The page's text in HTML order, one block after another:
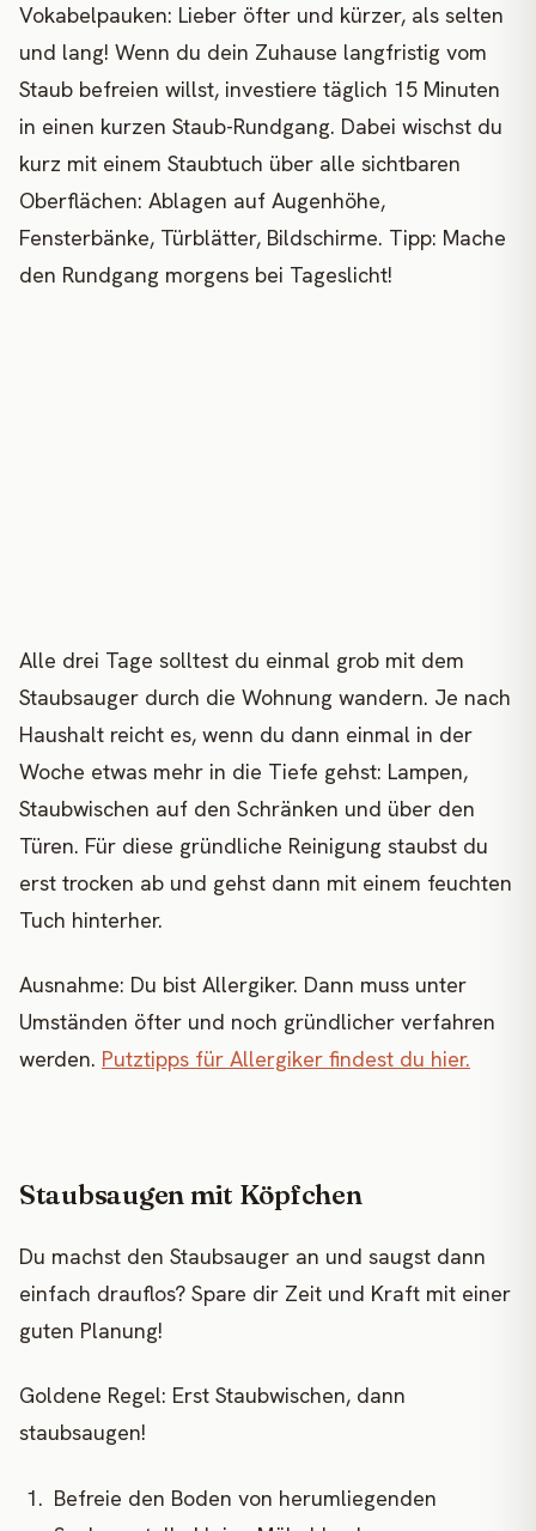
Vokabelpauken: Lieber öfter und kürzer, als selten
und lang! Wenn du dein Zuhause langfristig vom
Staub befreien willst, investiere täglich 15 Minuten
in einen kurzen Staub-Rundgang. Dabei wischst du
kurz mit einem Staubtuch über alle sichtbaren
Oberflächen: Ablagen auf Augenhöhe,
Fensterbänke, Türblätter, Bildschirme. Tipp: Mache
den Rundgang morgens bei Tageslicht!
Alle drei Tage solltest du einmal grob mit dem
Staubsauger durch die Wohnung wandern. Je nach
Haushalt reicht es, wenn du dann einmal in der
Woche etwas mehr in die Tiefe gehst: Lampen,
Staubwischen auf den Schränken und über den
Türen. Für diese gründliche Reinigung staubst du
erst trocken ab und gehst dann mit einem feuchten
Tuch hinterher.
Ausnahme: Du bist Allergiker. Dann muss unter
Umständen öfter und noch gründlicher verfahren
werden. Putztipps für Allergiker findest du hier.
Staubsaugen mit Köpfchen
Du machst den Staubsauger an und saugst dann
einfach drauflos? Spare dir Zeit und Kraft mit einer
guten Planung!
Goldene Regel: Erst Staubwischen, dann
staubsaugen!
Befreie den Boden von herumliegenden